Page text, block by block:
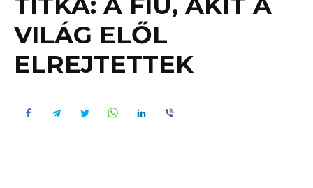
VILÁG ELŐL
ELREJTETTEK